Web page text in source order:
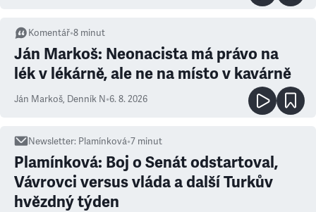
Komentář•8 minut
Ján Markoš: Neonacista má právo na
lék v lékárně, ale ne na místo v kavárně
Ján Markoš, Denník N•6. 8. 2026
Newsletter: Plamínková•7 minut
Plamínková: Boj o Senát odstartoval,
Vávrovci versus vláda a další Turkův
hvězdný týden